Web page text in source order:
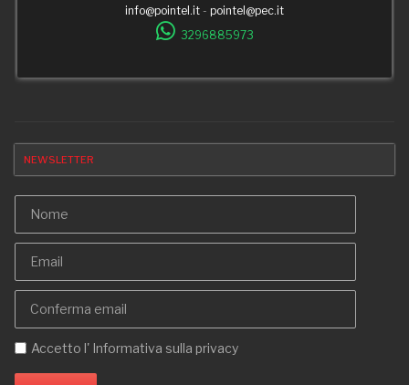
info@pointel.it - pointel@pec.it
3296885973
NEWSLETTER
Accetto l' Informativa sulla privacy